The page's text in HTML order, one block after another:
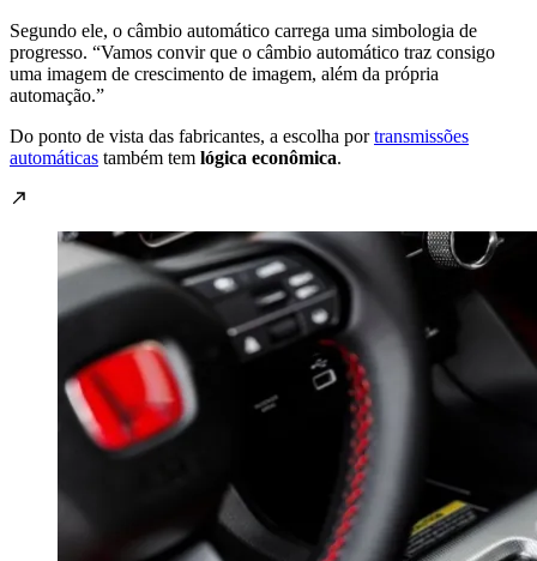
Segundo ele, o câmbio automático carrega uma simbologia de
progresso. “Vamos convir que o câmbio automático traz consigo
uma imagem de crescimento de imagem, além da própria
automação.”
Do ponto de vista das fabricantes, a escolha portransmissões
automáticas também tem lógica econômica.